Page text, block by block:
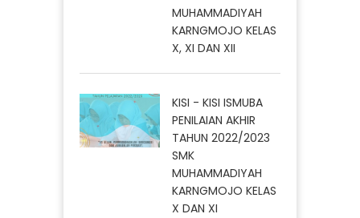
MUHAMMADIYAH
KARNGMOJO KELAS
X, XI DAN XII
KISI - KISI ISMUBA
PENILAIAN AKHIR
TAHUN 2022/2023
SMK
MUHAMMADIYAH
KARNGMOJO KELAS
X DAN XI